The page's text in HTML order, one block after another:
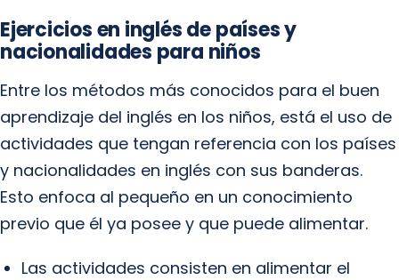
Ejercicios en inglés de países y
nacionalidades para niños
Entre los métodos más conocidos para el buen
aprendizaje del inglés en los niños, está el uso de
actividades que tengan referencia con los países
y nacionalidades en inglés con sus banderas.
Esto enfoca al pequeño en un conocimiento
previo que él ya posee y que puede alimentar.
Las actividades consisten en alimentar el